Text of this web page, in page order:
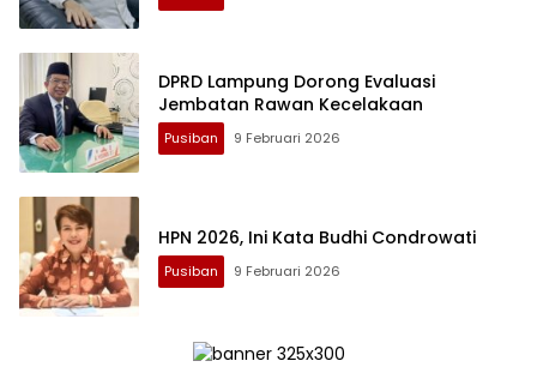
DPRD Lampung Dorong Evaluasi
Jembatan Rawan Kecelakaan
Pusiban 9 Februari 2026
HPN 2026, Ini Kata Budhi Condrowati
Pusiban 9 Februari 2026